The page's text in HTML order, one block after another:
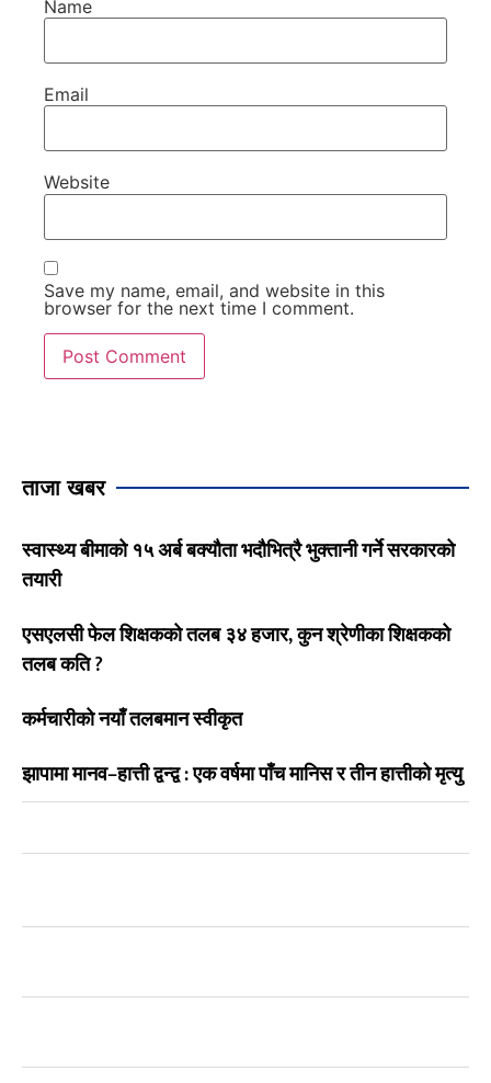
Name
Email
Website
Save my name, email, and website in this
browser for the next time I comment.
ताजा खबर
स्वास्थ्य बीमाको १५ अर्ब बक्यौता भदौभित्रै भुक्तानी गर्ने सरकारको
तयारी
एसएलसी फेल शिक्षकको तलब ३४ हजार, कुन श्रेणीका शिक्षकको
तलब कति ?
कर्मचारीको नयाँ तलबमान स्वीकृत
झापामा मानव–हात्ती द्वन्द्व : एक वर्षमा पाँच मानिस र तीन हात्तीको मृत्यु